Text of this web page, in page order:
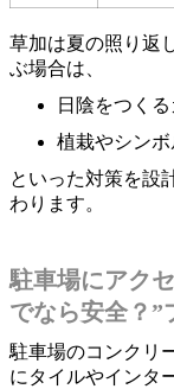
草加は夏の照り返
ぶ場合は、
日陰をつく
植栽やシン
といった対策を設
わります。
駐車場にアク
でなら安全？”
駐車場のコンクリ
にタイルやインタ